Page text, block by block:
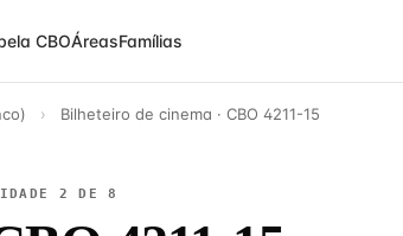
CBOÁreasFamílias
› Bilheteiro de cinema · CBO 4211-15
2 DE 8